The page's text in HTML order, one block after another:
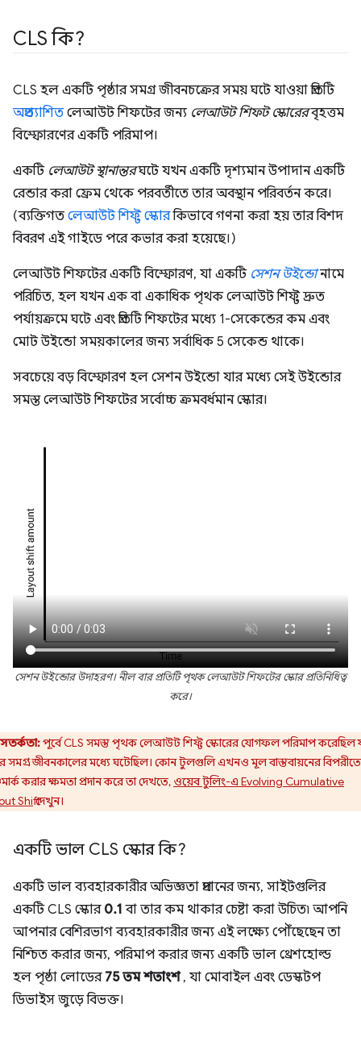
CLS কি?
CLS হল একটি পৃষ্ঠার সমগ্র জীবনচক্রের সময় ঘটে যাওয়া প্রতিটি
অপ্রত্যাশিত লেআউট শিফটের জন্য লেআউট শিফট স্কোরেরবৃহত্তম
বিস্ফোরণের একটি পরিমাপ।
একটি লেআউট স্থানান্তরঘটে যখন একটি দৃশ্যমান উপাদান একটি
রেন্ডার করা ফ্রেম থেকে পরবর্তীতে তার অবস্থান পরিবর্তন করে।
(ব্যক্তিগত লেআউট শিফ্ট স্কোরকিভাবে গণনা করা হয় তার বিশদ
বিবরণ এই গাইডে পরে কভার করা হয়েছে।)
লেআউট শিফটের একটি বিস্ফোরণ, যা একটি সেশন উইন্ডোনামে
পরিচিত, হল যখন এক বা একাধিক পৃথক লেআউট শিফ্ট দ্রুত
পর্যায়ক্রমে ঘটে এবং প্রতিটি শিফটের মধ্যে 1-সেকেন্ডের কম এবং
মোট উইন্ডো সময়কালের জন্য সর্বাধিক 5 সেকেন্ড থাকে।
সবচেয়ে বড় বিস্ফোরণ হল সেশন উইন্ডো যার মধ্যে সেই উইন্ডোর
সমস্ত লেআউট শিফটের সর্বোচ্চ ক্রমবর্ধমান স্কোর।
সেশন উইন্ডোর উদাহরণ। নীল বার প্রতিটি পৃথক লেআউট শিফটের স্কোর প্রতিনিধিত্ব
করে।
সতর্কতা:পূর্বে CLS সমস্ত পৃথক লেআউট শিফ্ট স্কোরের যোগফল পরিমাপ করেছিল
সমগ্র জীবনকালের মধ্যে ঘটেছিল। কোন টুলগুলি এখনও মূল বাস্তবায়নের বিপরীতে
করার ক্ষমতা প্রদান করে তা দেখতে, ওয়েব টুলিং-এ Evolving Cumulative
Shiftদেখুন।
একটি ভাল CLS স্কোর কি?
একটি ভাল ব্যবহারকারীর অভিজ্ঞতা প্রদানের জন্য, সাইটগুলির
একটি CLS স্কোর 0.1 বা তার কম থাকার চেষ্টা করা উচিত৷ আপনি
আপনার বেশিরভাগ ব্যবহারকারীর জন্য এই লক্ষ্যে পৌঁছেছেন তা
নিশ্চিত করার জন্য, পরিমাপ করার জন্য একটি ভাল থ্রেশহোল্ড
হল পৃষ্ঠা লোডের 75 তম শতাংশ, যা মোবাইল এবং ডেস্কটপ
ডিভাইস জুড়ে বিভক্ত।